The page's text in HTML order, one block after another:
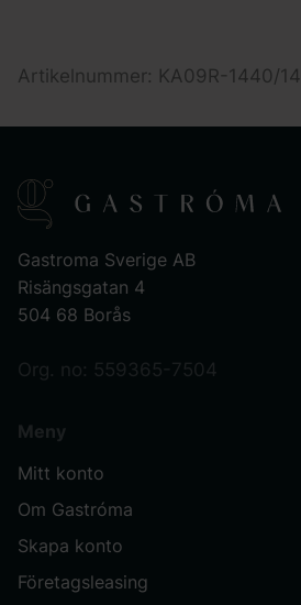
Artikelnummer: KA09R-1440/14
Gastroma Sverige AB
Risängsgatan 4
504 68 Borås
Org. no: 559365-7504
Meny
Mitt konto
Om Gastróma
Skapa konto
Företagsleasing